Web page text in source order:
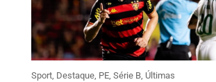
Sport, Destaque, PE, Série B, Últimas